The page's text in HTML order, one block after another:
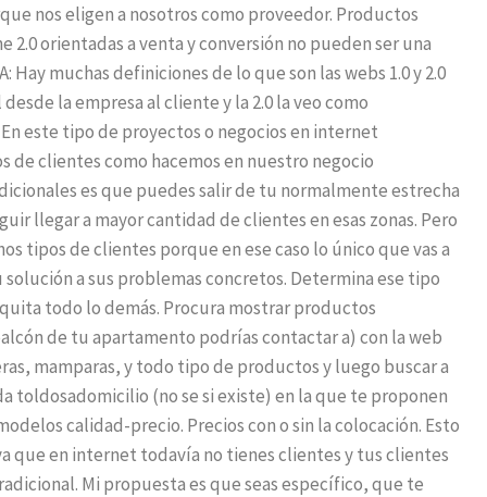
nos eligen a nosotros como proveedor. Productos
orientadas a venta y conversión no pueden ser una
muchas definiciones de lo que son las webs 1.0 y 2.0
la empresa al cliente y la 2.0 la veo como
este tipo de proyectos o negocios en internet
de clientes como hacemos en nuestro negocio
es que puedes salir de tu normalmente estrecha
llegar a mayor cantidad de clientes en esas zonas. Pero
tipos de clientes porque en ese caso lo único que vas a
a sus problemas concretos. Determina ese tipo
todo lo demás. Procura mostrar productos
de tu apartamento podrías contactar a) con la web
mamparas, y todo tipo de productos y luego buscar a
toldosadomicilio (no se si existe) en la que te proponen
calidad-precio. Precios con o sin la colocación. Esto
que en internet todavía no tienes clientes y tus clientes
Mi propuesta es que seas específico, que te